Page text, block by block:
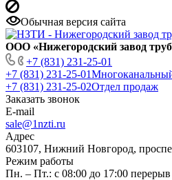
Обычная версия сайта
ООО «Нижегородский завод
+7 (831) 231-25-01
+7 (831) 231-25-01
+7 (831) 231-25-02Отдел продаж
Заказать звонок
E-mail
sale@1nzti.ru
Адрес
603107, Нижний Новгород,
Режим работы
Пн. – Пт.: с 08:00 до 17:00